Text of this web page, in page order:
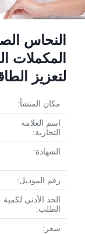
النحاس
المكملات
لتعزيز
مكان المنشأ:
اسم العلامة
التجارية:
الشهادة:
رقم الموديل:
الحد الأدنى لكمية
الطلب:
سعر: